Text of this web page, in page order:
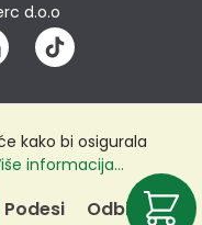
d.o.o
kako bi osigurala
informacija...
Odbij
Podesi